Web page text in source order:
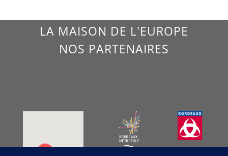
LA MAISON DE L'EUROPE
NOS PARTENAIRES